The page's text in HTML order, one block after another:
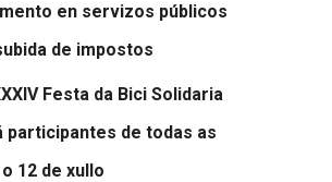
en servizos públicos
de impostos
Festa da Bici Solidaria
participantes de todas as
12 de xullo